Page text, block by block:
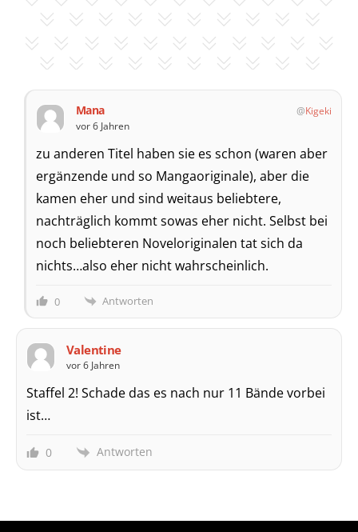
Mana
Kigeki
vor 6 Jahren
zu anderen Titel haben sie es schon (waren aber
ergänzende und so Mangaoriginale), aber die
kamen eher und sind weitaus beliebtere,
nachträglich kommt sowas eher nicht. Selbst bei
noch beliebteren Noveloriginalen tat sich da
nichts…also eher nicht wahrscheinlich.
0 Antworten
Valentine
vor 6 Jahren
Staffel 2! Schade das es nach nur 11 Bände vorbei
ist…
0 Antworten